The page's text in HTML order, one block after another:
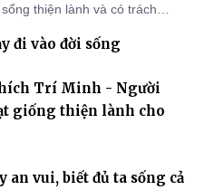
thiện lành và có trách
đi vào đời sống
Trí Minh - Người
giống thiện lành cho
an vui, biết đủ ta sống cả